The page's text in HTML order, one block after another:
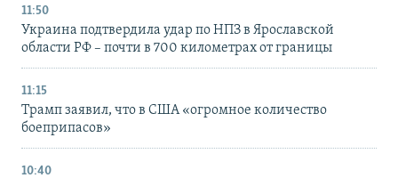
11:50
Украина подтвердила удар по НПЗ в Ярославской
области РФ – почти в 700 километрах от границы
11:15
Трамп заявил, что в США «огромное количество
боеприпасов»
10:40